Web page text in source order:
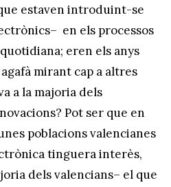
estaven introduint-se
en els processos
eren els anys
mirant cap a altres
a la majoria dels
Pot ser que en
poblacions valencianes
tinguera interès,
dels valencians– el que